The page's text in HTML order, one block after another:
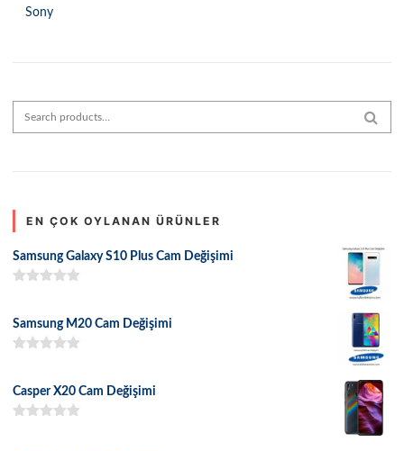
Sony
Search for:
EN ÇOK OYLANAN ÜRÜNLER
Samsung Galaxy S10 Plus Cam Değişimi
Samsung M20 Cam Değişimi
Casper X20 Cam Değişimi